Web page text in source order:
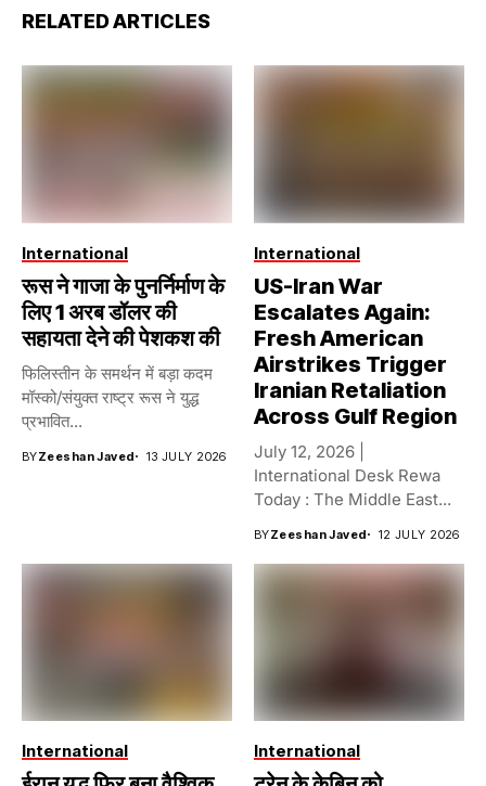
RELATED ARTICLES
International
रूस ने गाजा के पुनर्निर्माण के
लिए 1 अरब डॉलर की
सहायता देने की पेशकश की
फिलिस्तीन के समर्थन में बड़ा कदम
मॉस्को/संयुक्त राष्ट्र रूस ने युद्ध
प्रभावित...
BYZeeshan Javed 13 JULY 2026
International
US-Iran War
Escalates Again:
Fresh American
Airstrikes Trigger
Iranian Retaliation
Across Gulf Region
July 12, 2026 |
International Desk Rewa
Today : The Middle East...
BYZeeshan Javed 12 JULY 2026
International International